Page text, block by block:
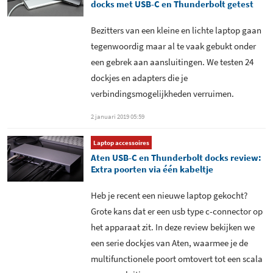
docks met USB-C en Thunderbolt getest
Bezitters van een kleine en lichte laptop gaan
tegenwoordig maar al te vaak gebukt onder
een gebrek aan aansluitingen. We testen 24
dockjes en adapters die je
verbindingsmogelijkheden verruimen.
2 januari 2019 05:59
Laptop accessoires
Aten USB-C en Thunderbolt docks review:
Extra poorten via één kabeltje
Heb je recent een nieuwe laptop gekocht?
Grote kans dat er een usb type c-connector op
het apparaat zit. In deze review bekijken we
een serie dockjes van Aten, waarmee je de
multifunctionele poort omtovert tot een scala